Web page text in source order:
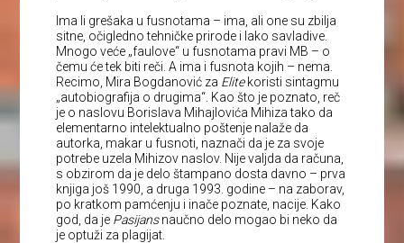
Ima li grešaka u fusnotama – ima, ali one su zbilja
sitne, očigledno tehničke prirode i lako savladive.
Mnogo veće „faulove“ u fusnotama pravi MB – o
čemu će tek biti reči. A ima i fusnota kojih – nema.
Recimo, Mira Bogdanović za Elitekoristi sintagmu
„autobiografija o drugima“. Kao što je poznato, reč
je o naslovu Borislava Mihajlovića Mihiza tako da
elementarno intelektualno poštenje nalaže da
autorka, makar u fusnoti, naznači da je za svoje
potrebe uzela Mihizov naslov. Nije valjda da računa,
s obzirom da je delo štampano dosta davno – prva
knjiga još 1990, a druga 1993. godine – na zaborav,
po kratkom pamćenju i inače poznate, nacije. Kako
god, da je Pasijansnaučno delo mogao bi neko da
je optuži za plagijat.